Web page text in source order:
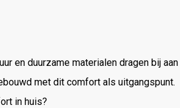
en duurzame materialen dragen bij
met dit comfort als uitgangspunt.
in huis?